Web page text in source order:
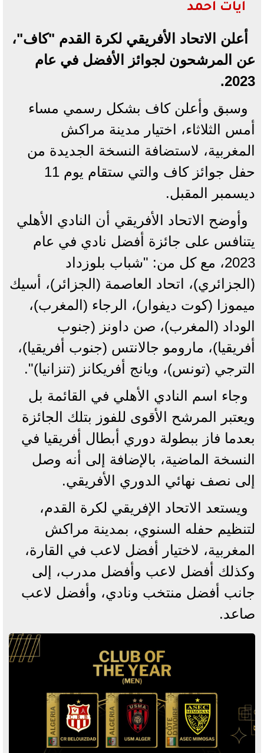
ايات احمد
أعلن الاتحاد الأفريقي لكرة القدم "كاف"،
عن المرشحون لجوائز الأفضل في عام
2023.
وسبق وأعلن كاف بشكل رسمي مساء
أمس الثلاثاء، اختيار مدينة مراكش
المغربية، لاستضافة النسخة الجديدة من
حفل جوائز كاف والتي ستقام يوم 11
ديسمبر المقبل.
وأوضح الاتحاد الأفريقي أن النادي الأهلي
يتنافس على جائزة أفضل نادي في عام
2023، مع كل من: "شباب بلوزداد
(الجزائري)، اتحاد العاصمة (الجزائر)، أسيك
ميموزا (كوت ديفوار)، الرجاء (المغرب)،
الوداد (المغرب)، صن داونز (جنوب
أفريقيا)، مارومو جالانتس (جنوب أفريقيا)،
الترجي (تونس)، ويانج أفريكانز (تنزانيا)".
وجاء اسم النادي الأهلي في القائمة بل
ويعتبر المرشح الأقوى للفوز بتلك الجائزة
بعدما فاز ببطولة دوري أبطال أفريقيا في
النسخة الماضية، بالإضافة إلى أنه وصل
إلى نصف نهائي الدوري الأفريقي.
ويستعد الاتحاد الإفريقي لكرة القدم،
لتنظيم حفله السنوي، بمدينة مراكش
المغربية، لاختيار أفضل لاعب في القارة،
وكذلك أفضل لاعب وأفضل مدرب، إلى
جانب أفضل منتخب ونادي، وأفضل لاعب
صاعد.